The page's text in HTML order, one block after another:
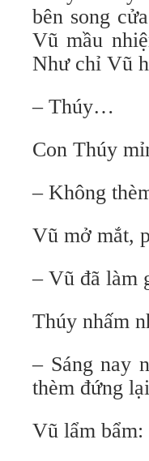
bên song
Vũ mầu
Như chỉ Vũ
– Thúy…
Con Thúy
– Không
Vũ mở mắt,
– Vũ đã làm
Thúy nhấm
– Sáng nay
thèm đứng
Vũ lẩm bẩm: